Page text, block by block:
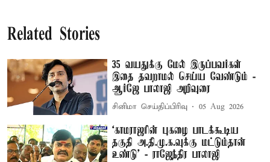
Related Stories
35 வயதுக்கு மேல் இருப்பவர்கள்
இதை தவறாமல் செய்ய வேண்டும் -
ஆர்ஜே பாலாஜி அறிவுரை
சினிமா செய்திப்பிரிவு 05 Aug 2026
‘காமராஜரின் புகழை பாடக்கூடிய
தகுதி அ.தி.மு.க.வுக்கு மட்டும்தான்
உண்டு’ - ராஜேந்திர பாலாஜி